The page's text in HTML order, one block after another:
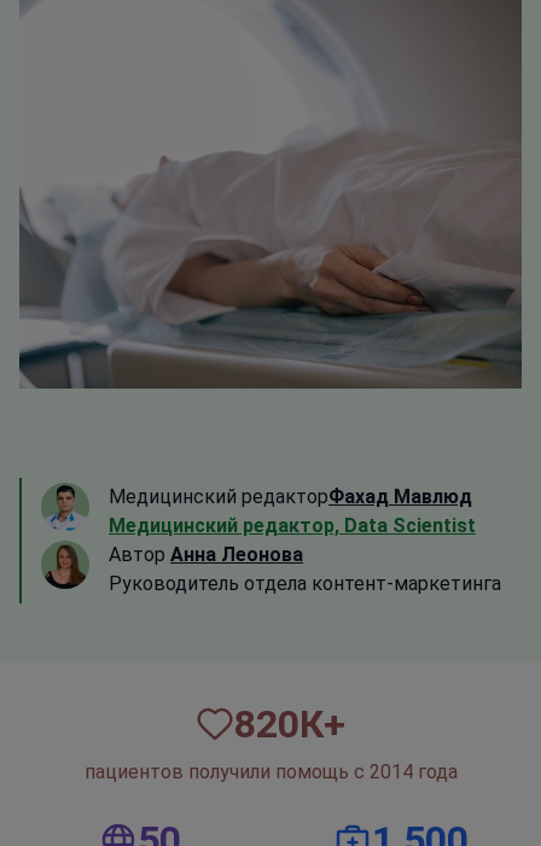
Медицинский редакторФахад Мавлюд
Медицинский редактор, Data Scientist
Автор Анна Леонова
Руководитель отдела контент-маркетинга
820К+
пациентов получили помощь с 2014 года